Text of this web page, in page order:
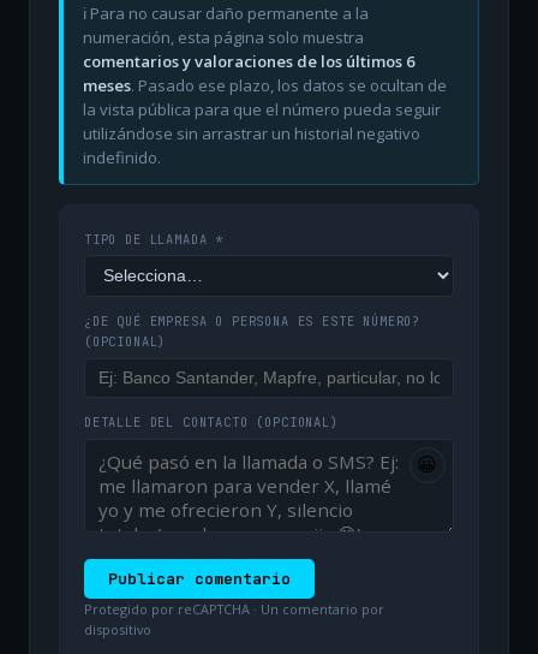
ℹ️ Para no causar daño permanente a la
numeración, esta página solo muestra
comentarios y valoraciones de los últimos 6
meses. Pasado ese plazo, los datos se ocultan de
la vista pública para que el número pueda seguir
utilizándose sin arrastrar un historial negativo
indefinido.
TIPO DE LLAMADA *
¿DE QUÉ EMPRESA O PERSONA ES ESTE NÚMERO?
(OPCIONAL)
DETALLE DEL CONTACTO (OPCIONAL)
😀
Publicar comentario
Protegido por reCAPTCHA · Un comentario por
dispositivo